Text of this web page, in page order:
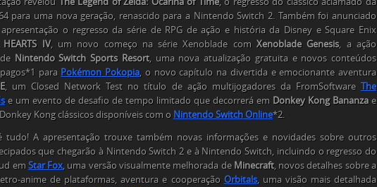
para uma nova geração, renascido para a Nintendo Switch 2. Também foi anunciado
o regresso da série de RPG de ação e história da Disney e Square Enix
IV, um novo começo na sérieXenoblade comXenoblade Genesis, a ação
Nintendo Switch Sports Resort, uma nova atualização gratuita e novos conteúdos
para Pokémon Pokopia, o novo capítulo na divertida e emocionante aventura
, um Closed Network Test no título de ação multijogadores da FromSoftware The
e um evento de desafio de tempo limitado que decorrerá em Donkey Kong Bananzae
Donkey Kongclássicos disponíveis com o Nintendo Switch Online*2.
tudo! A apresentação trouxe também novas informações e novidades sobre outros
que chegarão à Nintendo Switch 2 e à Nintendo Switch, incluindo o regresso do
em Star Fox, uma versão visualmente melhorada de Minecraft, novos detalhes sobre a
anime de plataformas, aventura e cooperação Orbitals, uma visão mais detalhada